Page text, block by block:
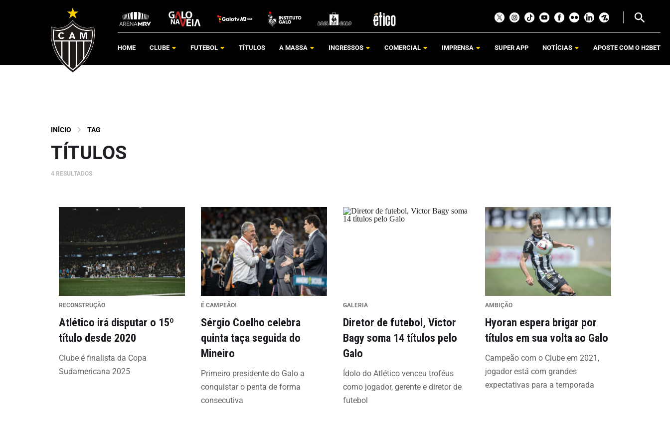
HOME CLUBE FUTEBOL TÍTULOS A MASSA INGRESSOS COMERCIAL IMPRENSA SUPER APP NOTÍCIAS APOSTE COM O H2BET
INÍCIO TAG
TÍTULOS
4 RESULTADOS
RECONSTRUÇÃO
Atlético irá disputar o 15º
título desde 2020
Clube é finalista da Copa
Sudamericana 2025
É CAMPEÃO!
Sérgio Coelho celebra
quinta taça seguida do
Mineiro
Primeiro presidente do Galo a
conquistar o penta de forma
consecutiva
GALERIA
Diretor de futebol, Victor
Bagy soma 14 títulos pelo
Galo
Ídolo do Atlético venceu troféus
como jogador, gerente e diretor de
futebol
AMBIÇÃO
Hyoran espera brigar por
títulos em sua volta ao Galo
Campeão com o Clube em 2021,
jogador está com grandes
expectativas para a temporada